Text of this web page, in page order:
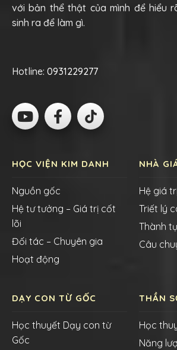
với bản thể thật của mình để hiểu
sinh ra để làm gì.
Hotline: 0931229277
HỌC VIỆN KIM DANH
Nguồn gốc
Hệ tư tưởng – Giá trị cốt
lõi
Đối tác – Chuyên gia
Hoạt động
NHÀ
Hệ giá
Triết lý
Thành
Câu
DẠY CON TỪ GỐC
Học thuyết Dạy con từ
Gốc
THẦN
Học
Năng